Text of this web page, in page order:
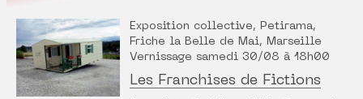
Exposition collective, Petirama,
Friche la Belle de Mai, Marseille
Vernissage samedi 30/08 à 18h00
Les Franchises de Fictions